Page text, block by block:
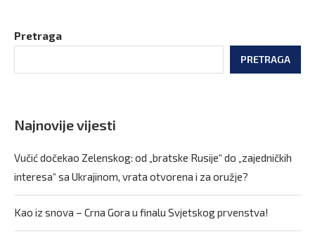
Pretraga
PRETRAGA
Najnovije vijesti
Vučić dočekao Zelenskog: od „bratske Rusije“ do „zajedničkih
interesa“ sa Ukrajinom, vrata otvorena i za oružje?
Kao iz snova – Crna Gora u finalu Svjetskog prvenstva!